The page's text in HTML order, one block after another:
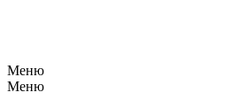
Меню
Меню